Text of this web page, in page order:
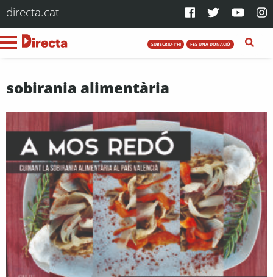
directa.cat
SUBSCRIU-T'HI FES UNA DONACIÓ
sobirania alimentària